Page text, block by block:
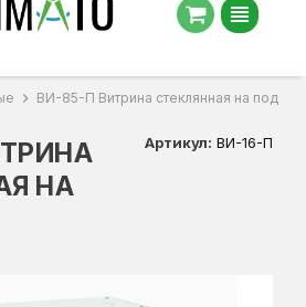
view_headline
chevron_right ВИ-85-П Витрина стеклянная на
НА
Артикул: ВИ-16-П